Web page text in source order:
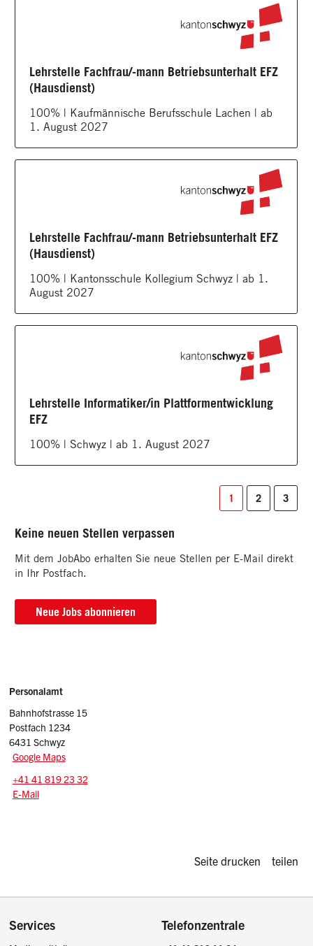
Sidebar
Adresse
Personalamt
Bahnhofstrasse 15
Postfach 1234
6431 Schwyz
Google Maps
Tel.:
+41 41 819 23 32
E-Mail: pa
E-Mail
Diese Seite
Seite drucken teilen
Footer
Services Telefonzentrale